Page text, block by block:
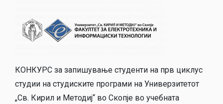
КОНКУРС за запишување студенти на прв циклус
студии на студиските програми на Универзитетот
„Св. Кирил и Методиј“ во Скопје во учебната